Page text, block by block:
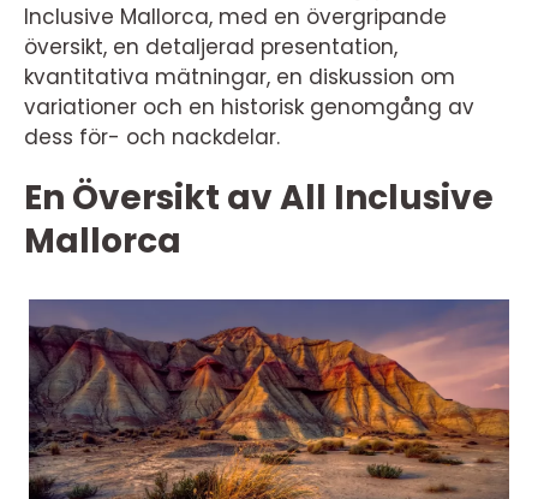
Inclusive Mallorca, med en övergripande
översikt, en detaljerad presentation,
kvantitativa mätningar, en diskussion om
variationer och en historisk genomgång av
dess för- och nackdelar.
En Översikt av All Inclusive
Mallorca